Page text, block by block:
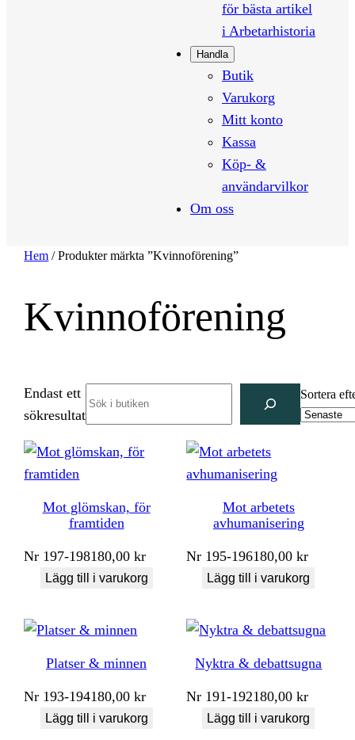
för bästa artikel
i Arbetarhistoria
Handla
Butik
Varukorg
Mitt konto
Kassa
Köp- &
användarvilkor
Om oss
Hem / Produkter märkta ”Kvinnoförening”
Kvinnoförening
Endast ett
sökresultat
Sortera
Mot glömskan, för
framtiden
Nr 197-198180,00kr
Lägg till i varukorg
Mot arbetets
avhumanisering
Nr 195-196180,00kr
Lägg till i varukorg
Platser & minnen
Nr 193-194180,00kr
Lägg till i varukorg
Nyktra & debattsugna
Nr 191-192180,00kr
Lägg till i varukorg